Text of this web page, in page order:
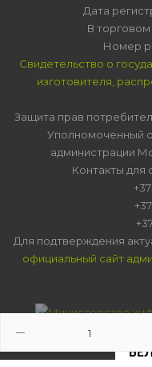
Дата
В торговом
Номер
Свидетельство о
изготовителя,
Защита прав
Уполномоченный
администрации
Контакты для
Для подтверждения
официальный сайт